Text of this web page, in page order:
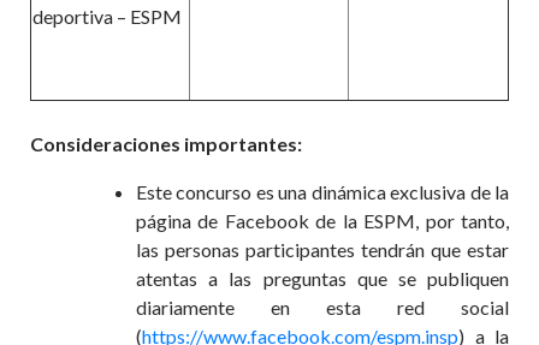
deportiva – ESPM
Consideraciones importantes:
Este concurso es una dinámica exclusiva de la
página de Facebook de la ESPM, por tanto,
las personas participantes tendrán que estar
atentas a las preguntas que se publiquen
diariamente en esta red social
(https://www.facebook.com/espm.insp) a la